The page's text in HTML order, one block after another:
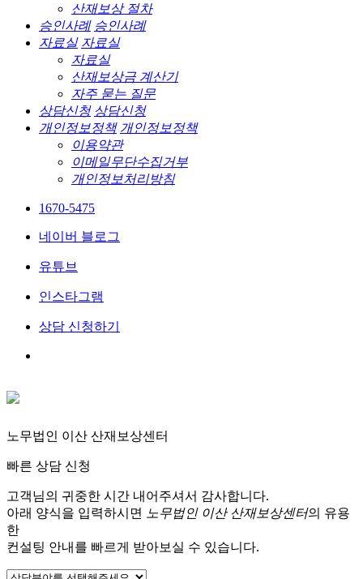
산재보상 절차
승인사례 승인사례
자료실 자료실
자료실
산재보상금 계산기
자주 묻는 질문
상담신청 상담신청
개인정보정책 개인정보정책
이용약관
이메일무단수집거부
개인정보처리방침
1670-5475
네이버 블로그
유튜브
인스타그램
상담 신청하기
노무법인 이산 산재보상센터
빠른 상담 신청
고객님의 귀중한 시간 내어주셔서 감사합니다.
아래 양식을 입력하시면
노무법인 이산 산재보상센터의 유용
한
컨설팅 안내를 빠르게 받아보실 수 있습니다.